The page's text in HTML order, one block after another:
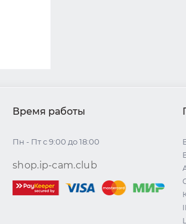
Время работы
Пн - Пт с 9:00 до 18:00
shop.ip-cam.club